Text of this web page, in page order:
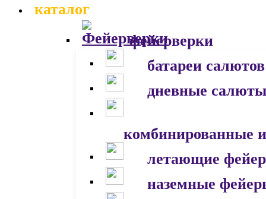
каталог
фейерверки
батареи салютов
дневные салюты
комбинированные
летающие
наземные